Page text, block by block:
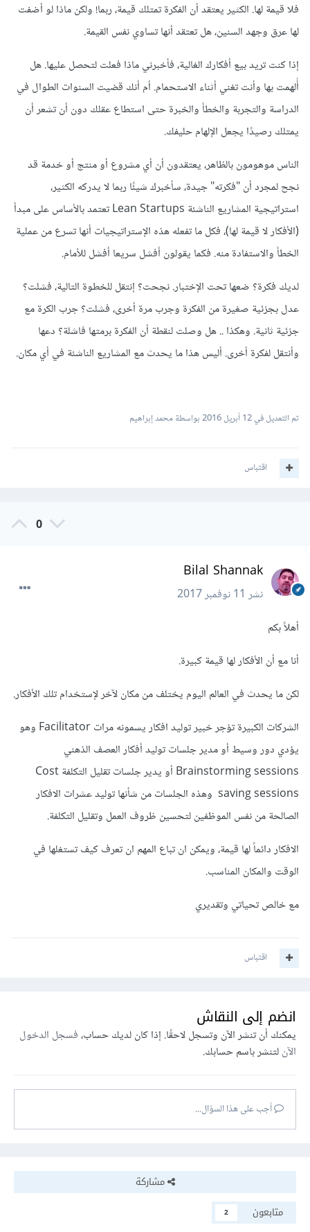
فلا قيمة لها. الكثير يعتقد أن الفكرة تمتلك قيمة، ربما! ولكن ماذا لو أضفت
لها عرق وجهد السنين، هل تعتقد أنها تساوي نفس القيمة.
إذا كنت تريد بيع أفكارك الغالية، فأخبرني ماذا فعلت لتحصل عليها. هل
أُلهمت بها وأنت تغني أثناء الاستحمام. أم أنك قضيت السنوات الطوال في
الدراسة والتجربة والخطأ والخبرة حتى استطاع عقلك دون أن تشعر أن
يمتلك رصيدًا يجعل الإلهام حليفك.
الناس موهومون بالظاهر، يعتقدون أن أي مشروع أو منتج أو خدمة قد
نجح لمجرد أن "فكرته" جيدة، سأخبرك شيئًا ربما لا يدركه الكثير،
استراتيجية المشاريع الناشئة Lean Startups تعتمد بالأساس على مبدأ
(الأفكار لا قيمة لها)، فكل ما تفعله هذه الإستراتيجيات أنها تسرع من عملية
الخطأ والاستفادة منه. فكما يقولون أفشل سريعا أفشل للأمام.
لديك فكرة؟ ضعها تحت الإختبار. نجحت؟ إنتقل للخطوة التالية، فشلت؟
عدل بجزئية صغيرة من الفكرة وجرب مرة أخرى، فشلت؟ جرب الكرة مع
جزئية ثانية. وهكذا .. هل وصلت لنقطة أن الفكرة برمتها فاشلة؟ دعها
وأنتقل لفكرة أخرى. أليس هذا ما يحدث مع المشاريع الناشئة في أي مكان.
تم التعديل في12 أبريل 2016 بواسطة محمد إبراهيم
اقتباس
0
Bilal Shannak
نشر11 نوفمبر 2017
أهلاً بكم
أنا مع أن الأفكار لها قيمة كبيرة.
لكن ما يحدث في العالم اليوم يختلف من مكان لآخر لإستخدام تلك الأفكار.
الشركات الكبيرة تؤجر خبير توليد افكار يسمونه مرات Facilitator وهو
يؤدي دور وسيط أو مدير جلسات توليد أفكار العصف الذهني
Brainstorming sessions أو يدير جلسات تقليل التكلفة Cost
saving sessions وهذه الجلسات من شأنها توليد عشرات الافكار
الصالحة من نفس الموظفين لتحسين ظروف العمل وتقليل التكلفة.
الافكار دائماً لها قيمة، ويمكن ان تباع المهم ان تعرف كيف تستغلها في
الوقت والمكان المناسب.
مع خالص تحياتي وتقديري
اقتباس
انضم إلى النقاش
يمكنك أن تنشر الآن وتسجل لاحقًا. إذا كان لديك حساب،فسجل الدخول
الآنلتنشر باسم حسابك.
أجب على هذا السؤال...
مشاركة
متابعون
2